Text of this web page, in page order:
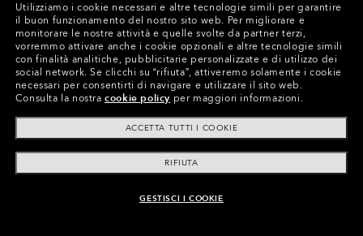
AGGIUNGI AL CARRELLO
Colori (1) Jet Black
Paga nel tempo
Utilizziamo i cookie necessari e altre tecnologie simili per garantire
il buon funzionamento del nostro sito web. Per migliorare e
monitorare le nostre attività e quelle svolte da partner terzi,
vorremmo attivare anche i cookie opzionali e altre tecnologie simili
con finalità analitiche, pubblicitarie personalizzate e di utilizzo dei
social network. Se clicchi su “rifiuta”, attiveremo solamente i cookie
necessari per consentirti di navigare e utilizzare il sito web.
Consulta la nostracookie policy per maggiori informazioni.
ACCETTA TUTTI I COOKIE
RIFIUTA
GESTISCI I COOKIE
ISCRIVITI